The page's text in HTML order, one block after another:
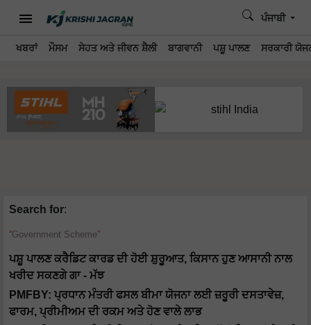
ਖਬਰਾਂ ਮੌਸਮ ਸੇਹਤ ਅਤੇ ਜੀਵਨ ਸ਼ੈਲੀ ਬਾਗਵਾਨੀ ਪਸ਼ੂ ਪਾਲਣ ਸਰਕਾਰੀ
ਪੰਜਾਬੀ
Search for:
Government Scheme
ਪਸ਼ੂ ਪਾਲਣ ਕਰੈਡਿਟ ਕਾਰਡ ਦੀ ਹੋਈ ਸ਼ੁਰੂਆਤ, ਕਿਸਾਨ ਹੁਣ ਆਸਾਨੀ ਨਾਲ
ਖਰੀਦ ਸਕਣਗੇ ਗਾ - ਮੱਝ
PMFBY: ਪ੍ਰਧਾਨ ਮੰਤਰੀ ਫਸਲ ਬੀਮਾ ਯੋਜਨਾ ਲਈ ਜ਼ਰੂਰੀ ਦਸਤਾਵੇਜ਼,
ਫਾਰਮ, ਪ੍ਰੀਮੀਅਮ ਦੀ ਰਕਮ ਅਤੇ ਹੋਣ ਵਾਲੇ ਲਾਭ